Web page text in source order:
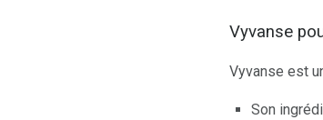
Vyvanse
Vyvanse est
Son